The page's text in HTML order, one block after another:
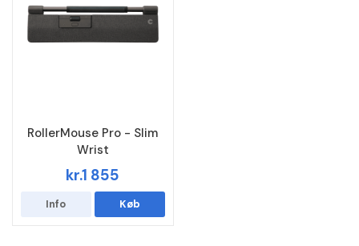
RollerMouse Pro - Slim
Wrist
kr.1 855
Info Køb